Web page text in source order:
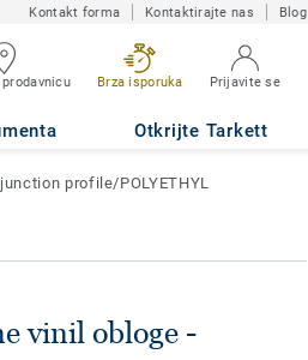
Kontakt forma Kontaktirajte nas Blog
Brza isporuka Prijavite se
Otkrijte Tarkett
junction
profile/POLYETHYL
vinil obloge -